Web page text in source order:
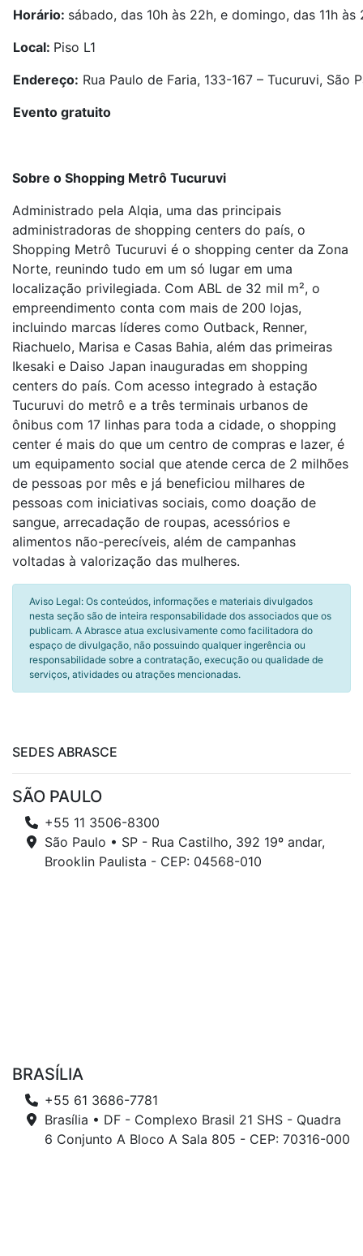
Horário: sábado, das 10h às 22h, e domingo, das 11h às
Local: Piso L1
Endereço: Rua Paulo de Faria, 133-167 – Tucuruvi, São
Evento gratuito
Sobre o Shopping Metrô Tucuruvi
Administrado pela Alqia, uma das principais
administradoras de shopping centers do país, o
Shopping Metrô Tucuruvi é o shopping center da Zona
Norte, reunindo tudo em um só lugar em uma
localização privilegiada. Com ABL de 32 mil m², o
empreendimento conta com mais de 200 lojas,
incluindo marcas líderes como Outback, Renner,
Riachuelo, Marisa e Casas Bahia, além das primeiras
Ikesaki e Daiso Japan inauguradas em shopping
centers do país. Com acesso integrado à estação
Tucuruvi do metrô e a três terminais urbanos de
ônibus com 17 linhas para toda a cidade, o shopping
center é mais do que um centro de compras e lazer, é
um equipamento social que atende cerca de 2 milhões
de pessoas por mês e já beneficiou milhares de
pessoas com iniciativas sociais, como doação de
sangue, arrecadação de roupas, acessórios e
alimentos não-perecíveis, além de campanhas
voltadas à valorização das mulheres.
Aviso Legal: Os conteúdos, informações e materiais divulgados
nesta seção são de inteira responsabilidade dos associados que os
publicam. A Abrasce atua exclusivamente como facilitadora do
espaço de divulgação, não possuindo qualquer ingerência ou
responsabilidade sobre a contratação, execução ou qualidade de
serviços, atividades ou atrações mencionadas.
SEDES ABRASCE
SÃO PAULO
+55 11 3506-8300
São Paulo • SP - Rua Castilho, 392 19º andar,
Brooklin Paulista - CEP: 04568-010
BRASÍLIA
+55 61 3686-7781
Brasília • DF - Complexo Brasil 21 SHS - Quadra
6 Conjunto A Bloco A Sala 805 - CEP: 70316-000